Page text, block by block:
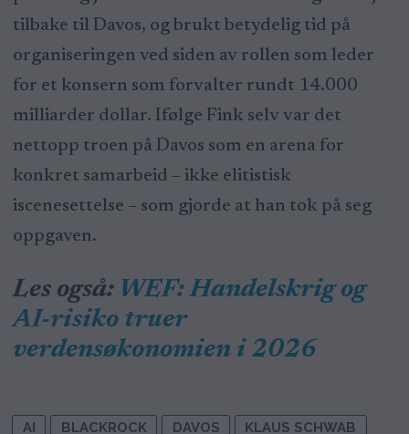
tilbake til Davos, og brukt betydelig tid på
organiseringen ved siden av rollen som leder
for et konsern som forvalter rundt 14.000
milliarder dollar. Ifølge Fink selv var det
nettopp troen på Davos som en arena for
konkret samarbeid – ikke elitistisk
iscenesettelse – som gjorde at han tok på seg
oppgaven.
Les også: WEF: Handelskrig og
AI-risiko truer
verdensøkonomien i 2026
AI BLACKROCK DAVOS KLAUS SCHWAB